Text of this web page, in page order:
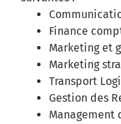
Finance
Marketing et
Marketing
Transport
Gestion des
Management